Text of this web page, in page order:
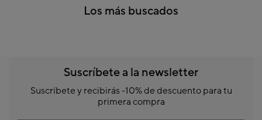
Los más buscados
Suscríbete a la newsletter
Suscríbete y recibirás -10% de descuento para tu
primera compra